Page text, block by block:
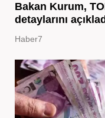
Bakan Kurum,
detaylarını
Haber7